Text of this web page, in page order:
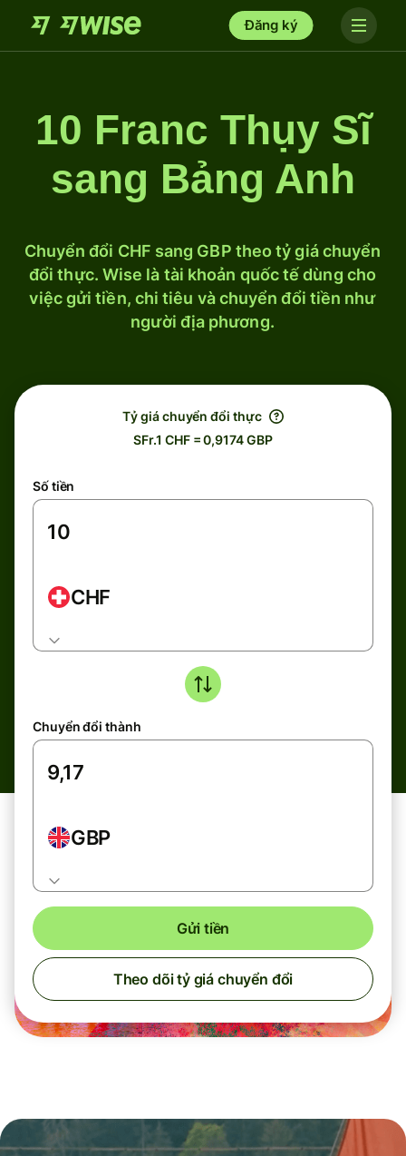
Đăng ký
10 Franc Thụy Sĩ
sang Bảng Anh
Chuyển đổi CHF sang GBP theo tỷ giá chuyển
đổi thực. Wise là tài khoản quốc tế dùng cho
việc gửi tiền, chi tiêu và chuyển đổi tiền như
người địa phương.
Tỷ giá chuyển đổi thực
SFr.1 CHF = 0,9174 GBP
Số tiền
CHF
Chuyển đổi thành
GBP
Gửi tiền
Theo dõi tỷ giá chuyển đổi